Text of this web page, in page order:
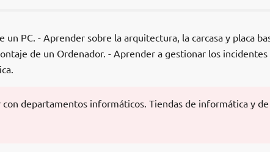
un PC. - Aprender sobre la arquitectura, la carcasa y placa
de un Ordenador. - Aprender a gestionar los incidentes
con departamentos informáticos. Tiendas de informática y de